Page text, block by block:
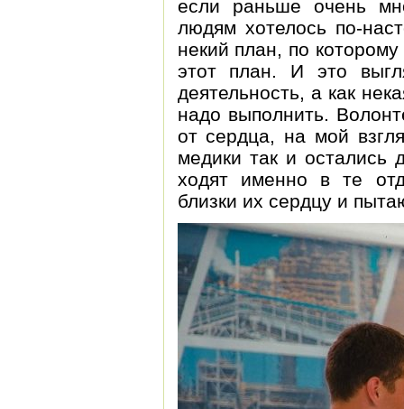
если раньше очень
людям хотелось по-
некий план, по
этот план. И это
деятельность, а как
надо выполнить.
от сердца, на мой
медики так и остались
ходят именно в те
близки их сердцу и